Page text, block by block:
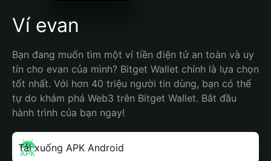
Ví evan
Bạn đang muốn tìm một ví tiền điện tử an toàn và uy
tín cho evan của mình? Bitget Wallet chính là lựa chọn
tốt nhất. Với hơn 40 triệu người tin dùng, bạn có thể
tự do khám phá Web3 trên Bitget Wallet. Bắt đầu
hành trình của bạn ngay!
Tải xuống APK Android